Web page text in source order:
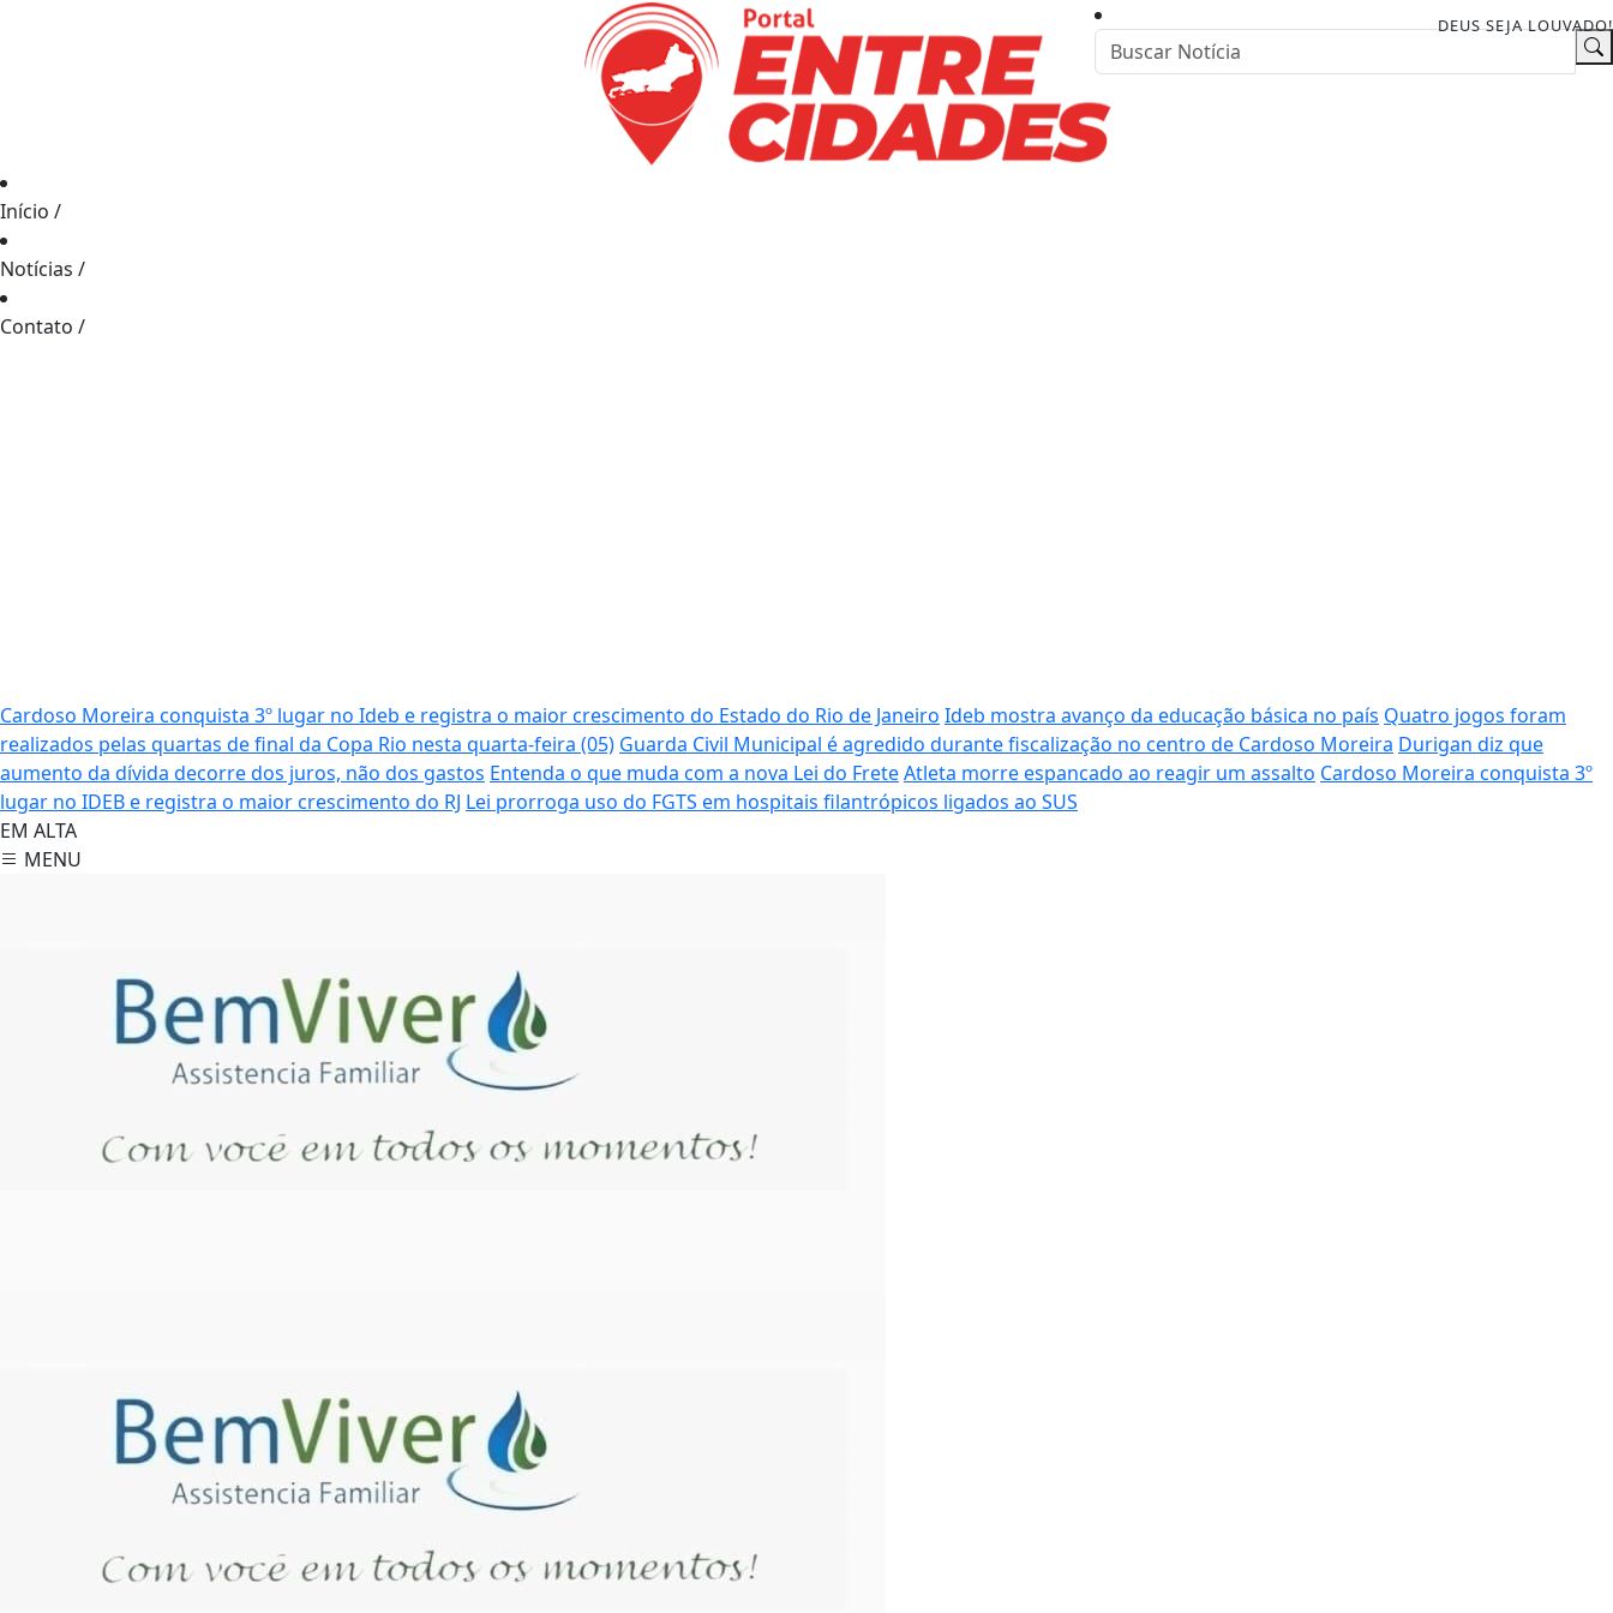
DEUS SEJA LOUVADO!
Início /
Notícias /
Contato /
Cardoso Moreira conquista 3º lugar no Ideb e registra o maior crescimento do Estado do Rio de Janeiro Ideb mostra avanço da educação básica no país Quatro jogos foram
realizados pelas quartas de final da Copa Rio nesta quarta-feira (05) Guarda Civil Municipal é agredido durante fiscalização no centro de Cardoso Moreira Durigan diz que
aumento da dívida decorre dos juros, não dos gastos Entenda o que muda com a nova Lei do FreteAtleta morre espancado ao reagir um assalto Cardoso Moreira conquista 3º
lugar no IDEB e registra o maior crescimento do RJ Lei prorroga uso do FGTS em hospitais filantrópicos ligados ao SUS
EM ALTA
MENU